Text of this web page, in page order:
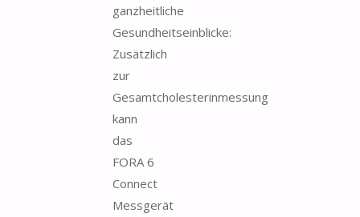
ganzheitliche
Gesundheitseinblicke:
Zusätzlich
zur
Gesamtcholesterinmessung
kann
das
FORA 6
Connect
Messgerät